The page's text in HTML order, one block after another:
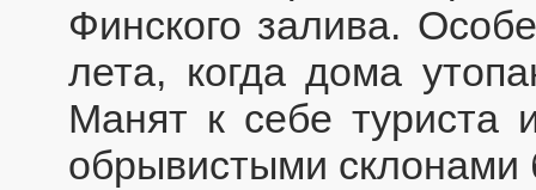
Финского залива.
лета, когда дома
Манят к себе туриста
обрывистыми склонами